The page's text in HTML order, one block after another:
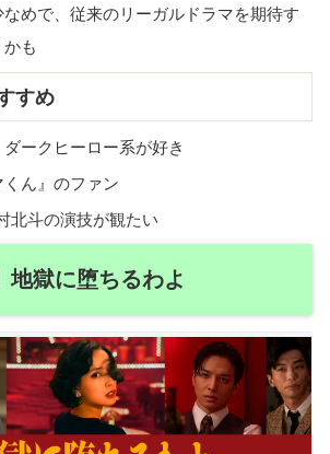
めで、従来のリーガルドラマを期待す
も
すめ
ークヒーロー系が好き
くん』のファン
北斗の演技が観たい
地獄に堕ちるわよ